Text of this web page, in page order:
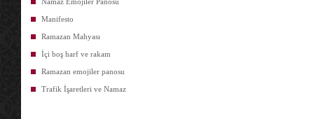
Manifesto
Ramazan Mahyası
İçi boş harf ve rakam
Ramazan emojiler panosu
Trafik İşaretleri ve Namaz